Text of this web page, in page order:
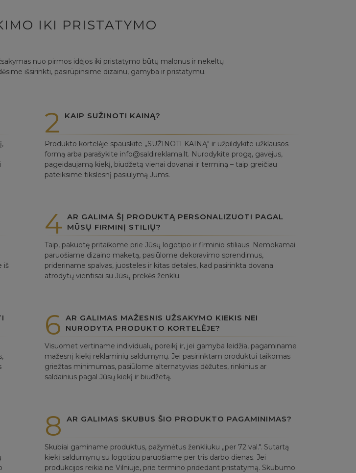
IKI PRISTATYMO
nuo pirmos idėjos iki pristatymo būtų malonus ir nekeltų
išsirinkti, pasirūpinsime dizainu, gamyba ir pristatymu.
2 KAIP SUŽINOTI KAINĄ?
Produkto kortelėje spauskite „SUŽINOTI KAINĄ" ir užpildykite užklausos
formą arba parašykite info@saldireklama.lt. Nurodykite progą, gavėjus,
pageidaujamą kiekį, biudžetą vienai dovanai ir terminą – taip greičiau
pateiksime tikslesnį pasiūlymą Jums.
iš
4 AR GALIMA ŠĮ PRODUKTĄ PERSONALIZUOTI PAGAL
MŪSŲ FIRMINĮ STILIŲ?
Taip, pakuotę pritaikome prie Jūsų logotipo ir firminio stiliaus. Nemokamai
paruošiame dizaino maketą, pasiūlome dekoravimo sprendimus,
prideriname spalvas, juosteles ir kitas detales, kad pasirinkta dovana
atrodytų vientisai su Jūsų prekės ženklu.
6 AR GALIMAS MAŽESNIS UŽSAKYMO KIEKIS NEI
NURODYTA PRODUKTO KORTELĖJE?
Visuomet vertiname individualų poreikį ir, jei gamyba leidžia, pagaminame
mažesnį kiekį reklaminių saldumynų. Jei pasirinktam produktui taikomas
griežtas minimumas, pasiūlome alternatyvias dėžutes, rinkinius ar
saldainius pagal Jūsų kiekį ir biudžetą.
8 AR GALIMAS SKUBUS ŠIO PRODUKTO PAGAMINIMAS?
Skubiai gaminame produktus, pažymėtus ženkliuku „per 72 val.". Sutartą
kiekį saldumynų su logotipu paruošiame per tris darbo dienas. Jei
produkcijos reikia ne Vilniuje, prie termino pridedant pristatymą. Skubumo